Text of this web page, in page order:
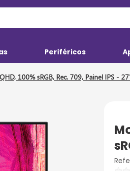
Periféricos
QHD, 100% sRGB, Rec. 709, Painel IPS -